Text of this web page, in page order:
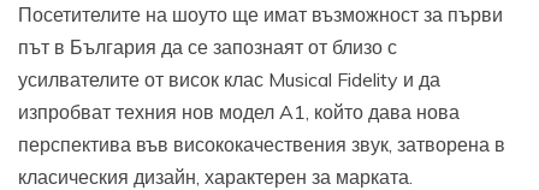
Посетителите на шоуто ще имат възможност за първи
път в България да се запознаят от близо с
усилвателите от висок клас Musical Fidelity и да
изпробват техния нов модел A1, който дава нова
перспектива във висококачествения звук, затворена в
класическия дизайн, характерен за марката.